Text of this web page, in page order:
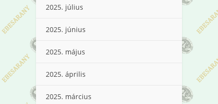
2025. július
2025. június
2025. május
2025. április
2025. március